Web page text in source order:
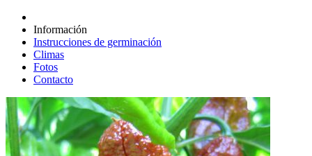
Información
Instrucciones de germinación
Climas
Fotos
Contacto